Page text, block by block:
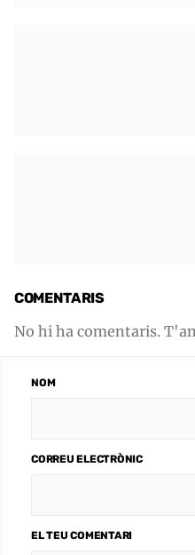
COMENTARIS
No hi ha comentaris.
NOM
CORREU ELECTRÒNIC
EL TEU COMENTARI